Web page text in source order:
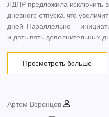
ЛДПР предложила исключить
дневного отпуска, что
дней. Параллельно —
и дать пять дополнительных
Просмотреть больше
Артем Воронцов